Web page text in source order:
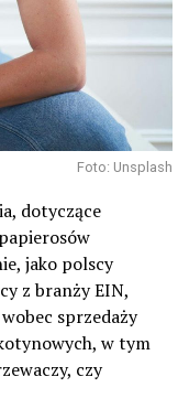
Foto: Unsplash
dotyczące
jako polscy
z branży EIN,
sprzedaży
w tym
czy